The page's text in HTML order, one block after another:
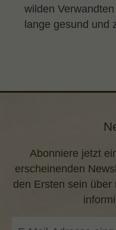
wilden
lange gesund und
Abonniere jetzt
erscheinenden
den Ersten sein über